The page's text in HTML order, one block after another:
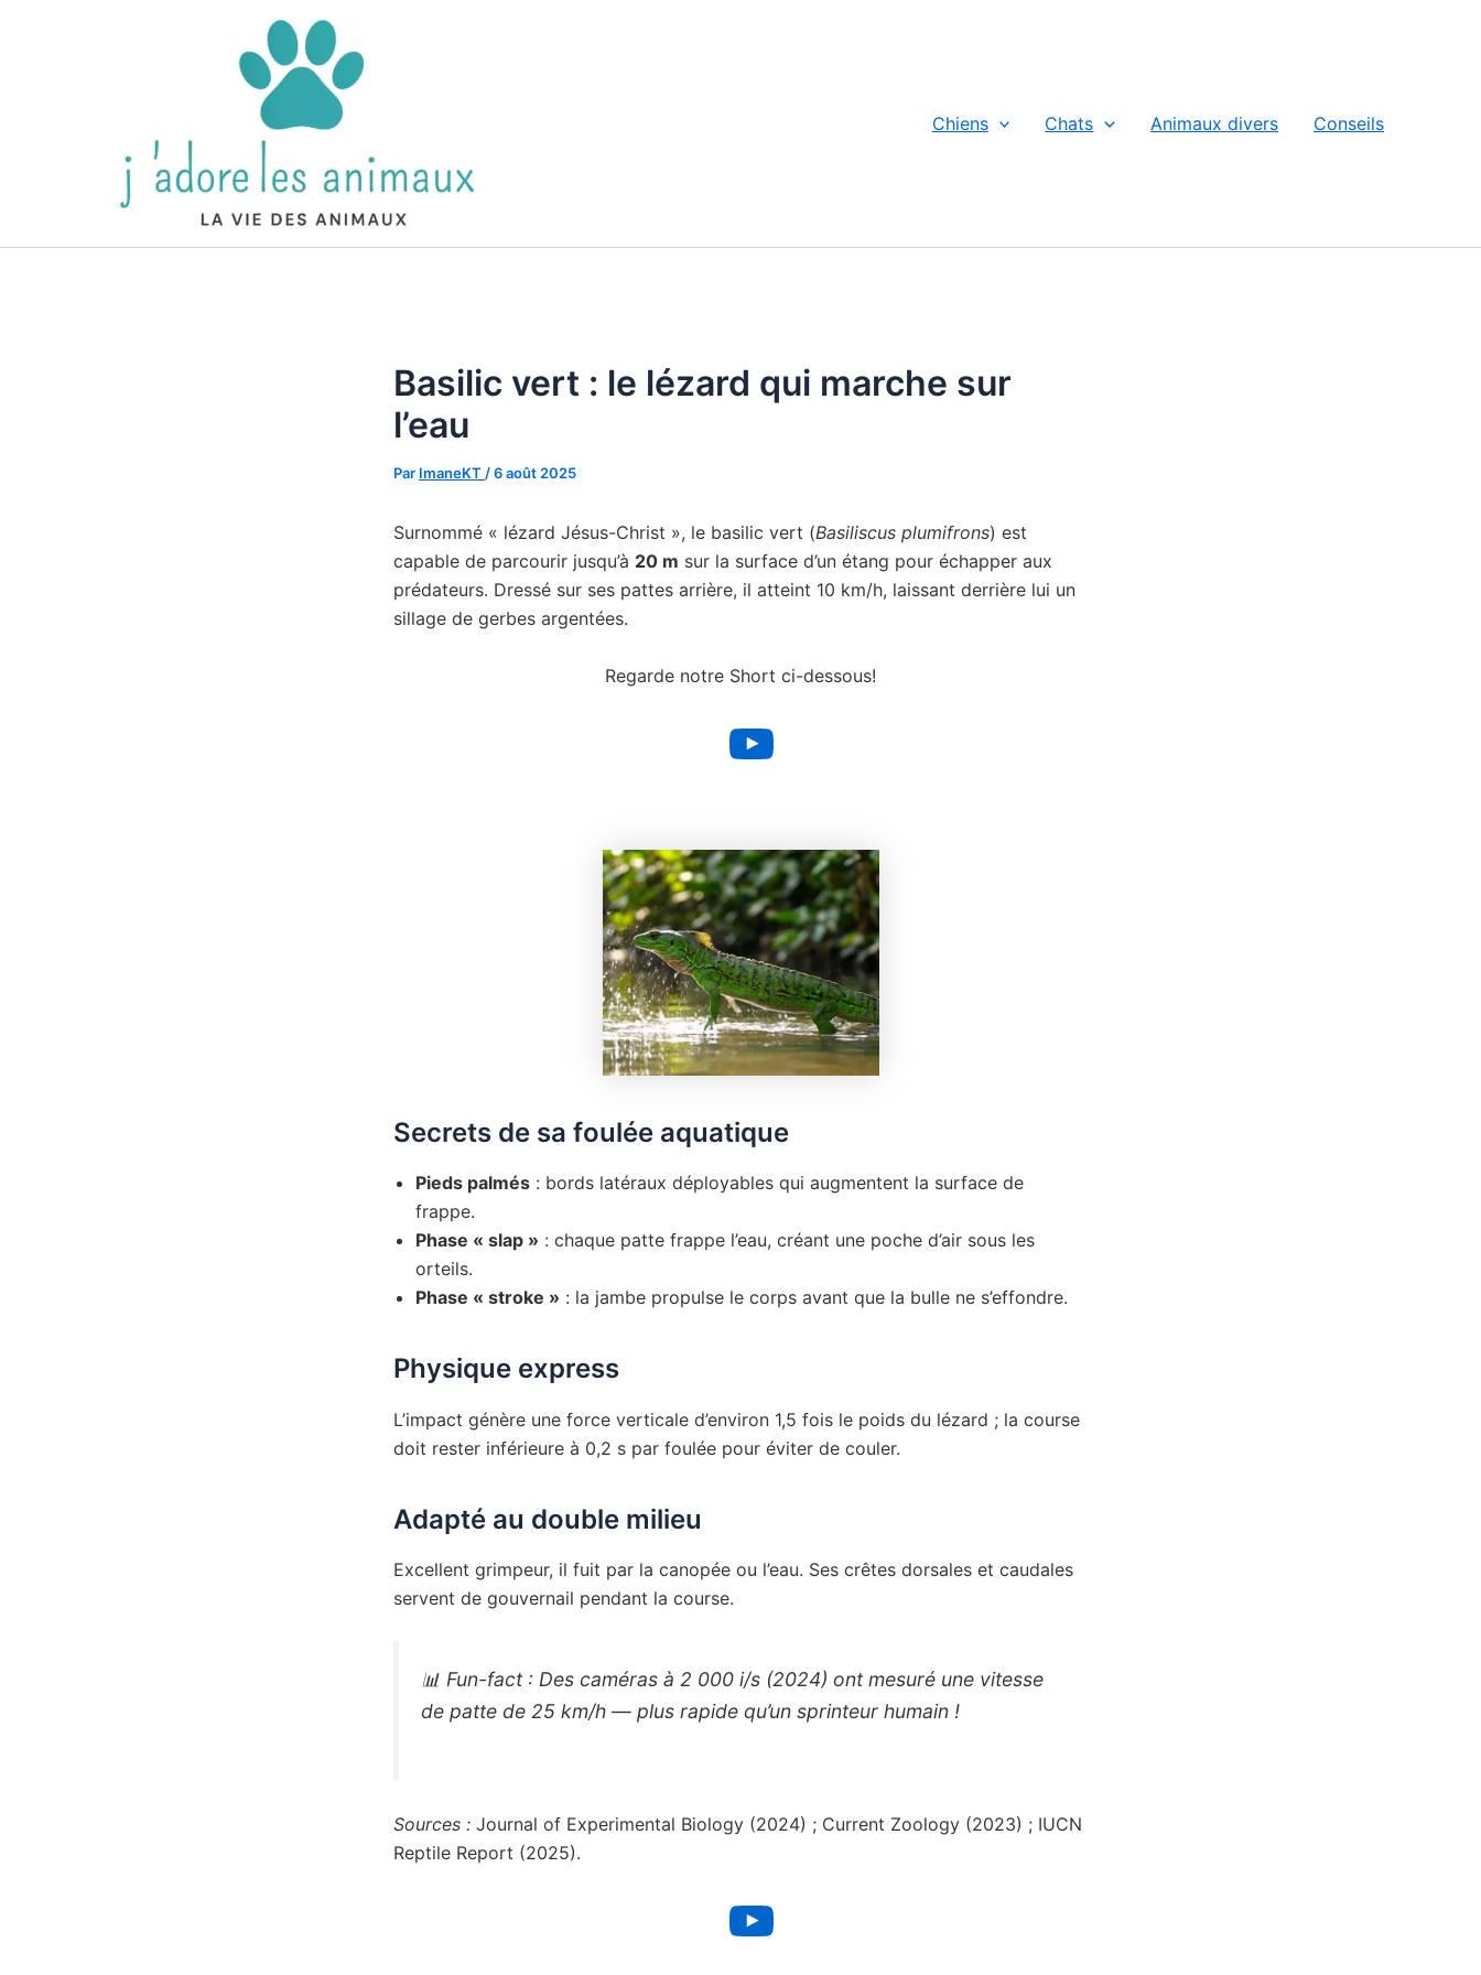
Chiens Chats Animaux divers Conseils
Basilic vert : le lézard qui marche sur
l’eau
Par ImaneKT /6 août 2025
Surnommé « lézard Jésus-Christ », le basilic vert (Basiliscus plumifrons) est
capable de parcourir jusqu’à 20 m sur la surface d’un étang pour échapper aux
prédateurs. Dressé sur ses pattes arrière, il atteint 10 km/h, laissant derrière lui un
sillage de gerbes argentées.
Regarde notre Short ci-dessous!
YouTube
Secrets de sa foulée aquatique
Pieds palmés : bords latéraux déployables qui augmentent la surface de
frappe.
Phase « slap » : chaque patte frappe l’eau, créant une poche d’air sous les
orteils.
Phase « stroke » : la jambe propulse le corps avant que la bulle ne s’effondre.
Physique express
L’impact génère une force verticale d’environ 1,5 fois le poids du lézard ; la course
doit rester inférieure à 0,2 s par foulée pour éviter de couler.
Adapté au double milieu
Excellent grimpeur, il fuit par la canopée ou l’eau. Ses crêtes dorsales et caudales
servent de gouvernail pendant la course.
📊 Fun-fact : Des caméras à 2 000 i/s (2024) ont mesuré une vitesse
de patte de 25 km/h — plus rapide qu’un sprinteur humain !
Sources : Journal of Experimental Biology (2024) ; Current Zoology (2023) ; IUCN
Reptile Report (2025).
YouTube